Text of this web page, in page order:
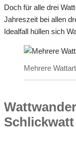
Doch für alle drei
Jahreszeit bei allen
Idealfall hüllen sich
Mehrere
Schlickwatt